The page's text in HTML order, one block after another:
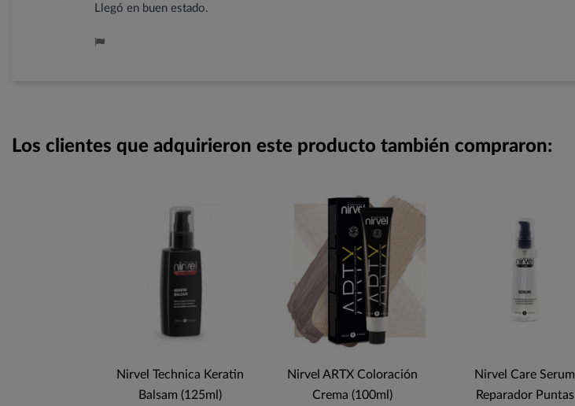
Llegó en buen estado.
Los clientes que adquirieron este producto también compraron:
Nirvel Technica Keratin
Balsam (125ml)
Nirvel ARTX Coloración
Crema (100ml)
Nirvel Care Serum
Reparador Puntas